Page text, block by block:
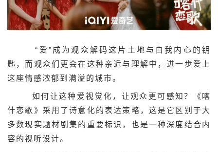
“爱”成为观众解码这片土地与自我内心的钥
匙，而观众们更会在这种亲近与理解中，进一步爱上
这座情感浓郁到满溢的城市。
如何让这种爱视觉化，让观众更可感知？《喀
什恋歌》采用了诗意化的表达策略，这是它区别于大
多数现实题材剧集的重要标识，也是一种深度结合内
容的视听设计。